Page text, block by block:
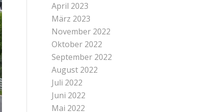
April 2023
März 2023
November 2022
Oktober 2022
September 2022
August 2022
Juli 2022
Juni 2022
Mai 2022